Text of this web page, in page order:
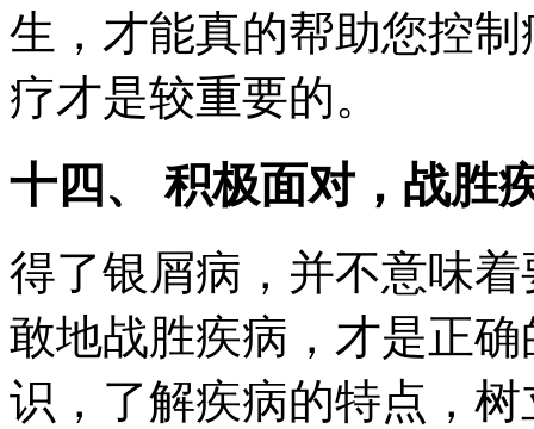
生，才能真的帮助您控
疗才是较重要的。
十四、 积极面对，战胜
得了银屑病，并不意味
敢地战胜疾病，才是正
识，了解疾病的特点，